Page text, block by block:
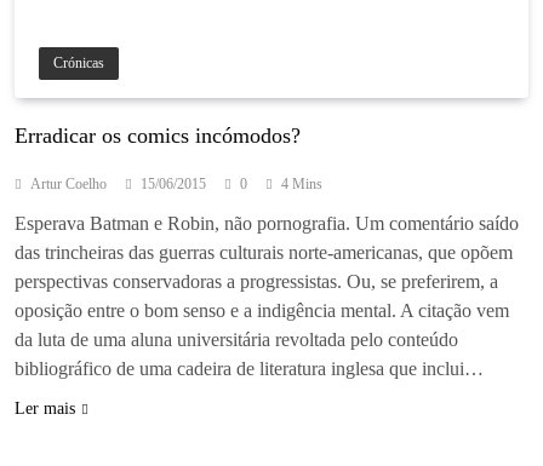
Crónicas
Erradicar os comics incómodos?
Artur Coelho 15/06/2015 0 4 Mins
Esperava Batman e Robin, não pornografia. Um comentário saído
das trincheiras das guerras culturais norte-americanas, que opõem
perspectivas conservadoras a progressistas. Ou, se preferirem, a
oposição entre o bom senso e a indigência mental. A citação vem
da luta de uma aluna universitária revoltada pelo conteúdo
bibliográfico de uma cadeira de literatura inglesa que inclui…
Ler mais